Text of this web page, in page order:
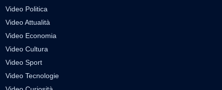
Video Politica
Video Attualità
Video Economia
Video Cultura
Video Sport
Video Tecnologie